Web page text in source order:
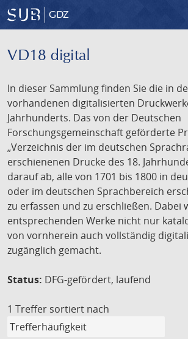
GDZ
VD18 digital
In dieser Sammlung finden Sie die in
vorhandenen digitalisierten
Jahrhunderts. Das von der Deutschen
Forschungsgemeinschaft geförderte
„Verzeichnis der im deutschen
erschienenen Drucke des 18.
darauf ab, alle von 1701 bis 1800 in
oder im deutschen Sprachbereich
zu erfassen und zu erschließen. Dabei
entsprechenden Werke nicht nur
von vornherein auch vollständig
zugänglich gemacht.
Status: DFG-gefördert, laufend
1 Treffer sortiert nach